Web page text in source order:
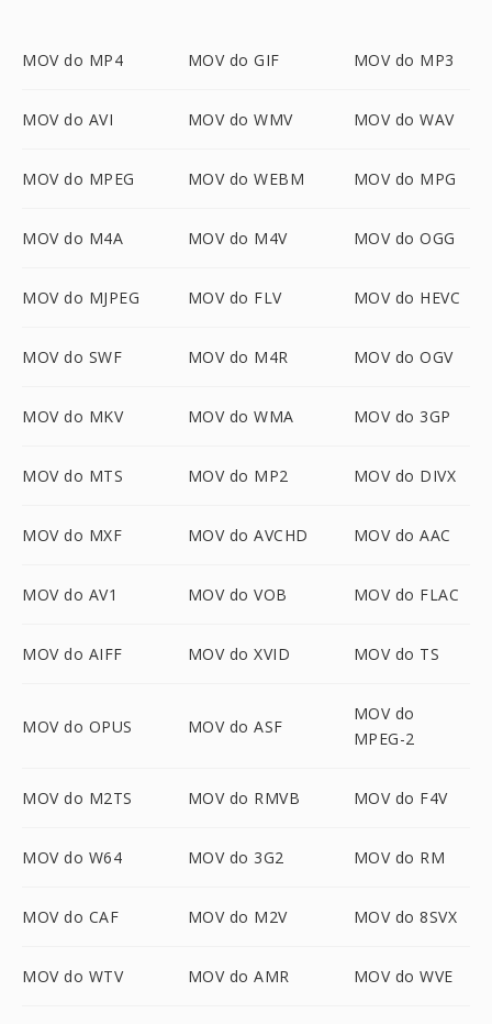
MOV do MP4 MOV do GIF MOV do MP3
MOV do AVI MOV do WMV MOV do WAV
MOV do MPEG MOV do WEBM MOV do MPG
MOV do M4A MOV do M4V MOV do OGG
MOV do MJPEG MOV do FLV MOV do HEVC
MOV do SWF MOV do M4R MOV do OGV
MOV do MKV MOV do WMA MOV do 3GP
MOV do MTS MOV do MP2 MOV do DIVX
MOV do MXF MOV do AVCHD MOV do AAC
MOV do AV1 MOV do VOB MOV do FLAC
MOV do AIFF MOV do XVID MOV do TS
MOV do OPUS MOV do ASF
MOV do
MPEG-2
MOV do M2TS MOV do RMVB MOV do F4V
MOV do W64 MOV do 3G2 MOV do RM
MOV do CAF MOV do M2V MOV do 8SVX
MOV do WTV MOV do AMR MOV do WVE